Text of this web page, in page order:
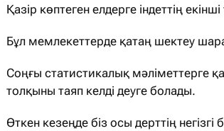
Қазір көптеген елдерге індеттің
Бұл мемлекеттерде қатаң шектеу
Соңғы статистикалық мәліметтерге
толқыны таяп келді деуге болады.
Өткен кезеңде біз осы дерттің